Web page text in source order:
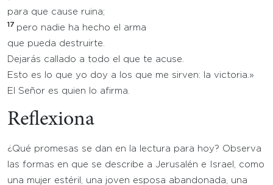
para que cause ruina;
17 pero nadie ha hecho el arma
que pueda destruirte.
Dejarás callado a todo el que te acuse.
Esto es lo que yo doy a los que me sirven: la victoria.»
El Señor es quien lo afirma.
Reflexiona
¿Qué promesas se dan en la lectura para hoy? Observa
las formas en que se describe a Jerusalén e Israel, como
una mujer estéril, una joven esposa abandonada, una